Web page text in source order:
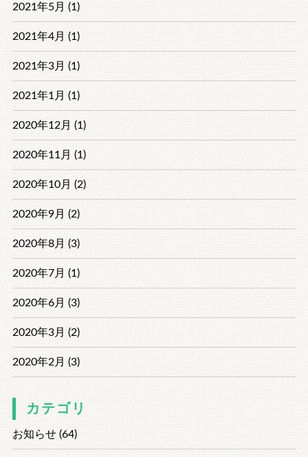
2021年5月 (1)
2021年4月 (1)
2021年3月 (1)
2021年1月 (1)
2020年12月 (1)
2020年11月 (1)
2020年10月 (2)
2020年9月 (2)
2020年8月 (3)
2020年7月 (1)
2020年6月 (3)
2020年3月 (2)
2020年2月 (3)
カテゴリ
お知らせ (64)